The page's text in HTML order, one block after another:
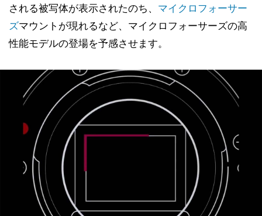
される被写体が表示されたのち、 マイクロフォーサー
ズマウントが現れるなど、マイクロフォーサーズの高
性能モデルの登場を予感させます。